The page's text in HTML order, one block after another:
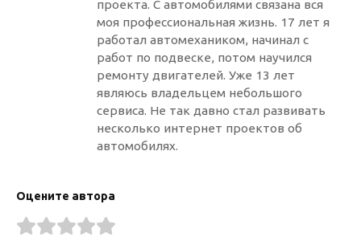
проекта. С автомобилями связана вся
моя профессиональная жизнь. 17 лет я
работал автомехаником, начинал с
работ по подвеске, потом научился
ремонту двигателей. Уже 13 лет
являюсь владельцем небольшого
сервиса. Не так давно стал развивать
несколько интернет проектов об
автомобилях.
Оцените автора